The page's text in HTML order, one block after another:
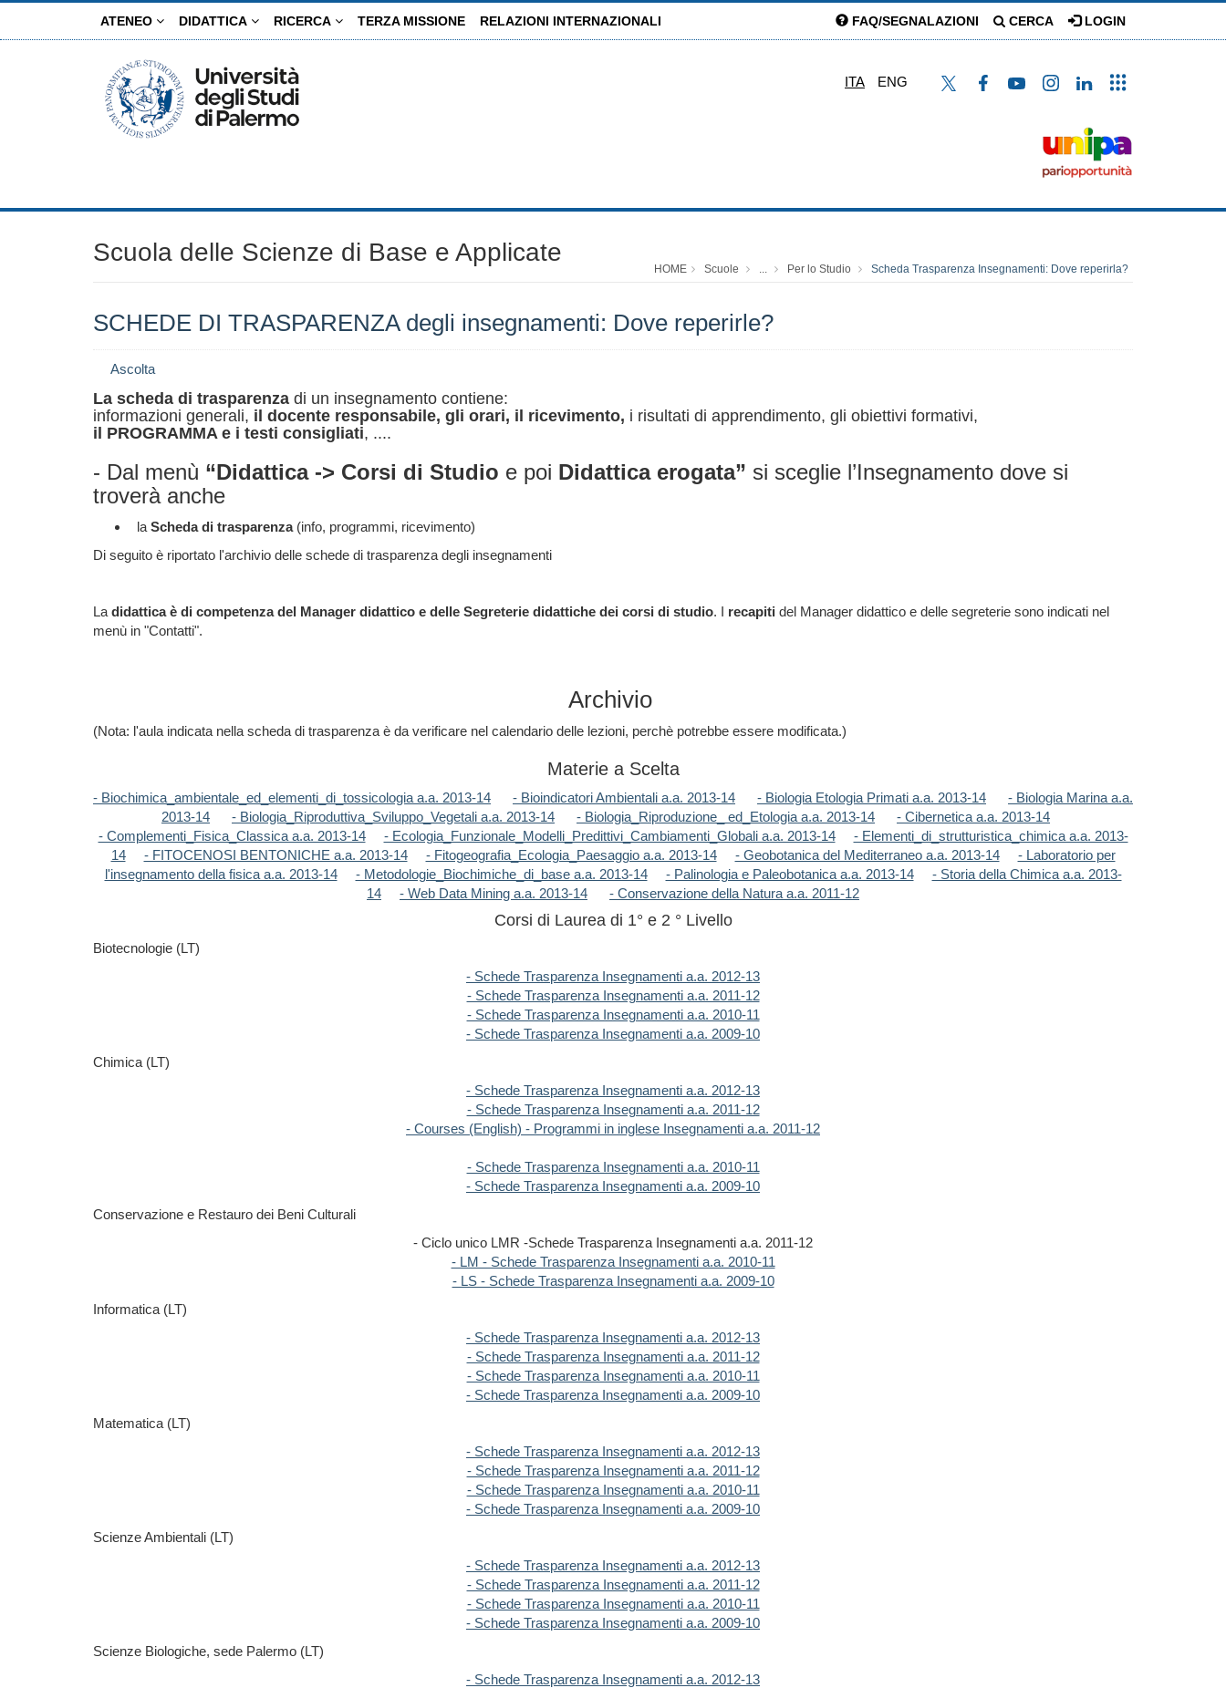
ATENEO DIDATTICA RICERCA TERZA MISSIONE RELAZIONI INTERNAZIONALI FAQ/SEGNALAZIONI CERCA LOGIN
ITA ENG
Scuola delle Scienze di Base e Applicate
HOME Scuole ... Per lo Studio Scheda Trasparenza Insegnamenti: Dove reperirla?
SCHEDE DI TRASPARENZA degli insegnamenti: Dove reperirle?
Ascolta
La scheda di trasparenza di un insegnamento contiene:
informazioni generali, il docente responsabile, gli orari, il ricevimento, i risultati di apprendimento, gli obiettivi formativi,
il PROGRAMMA e i testi consigliati, ....
- Dal menù “Didattica -> Corsi di Studio e poi Didattica erogata” si sceglie l’Insegnamento dove si
troverà anche
la Schedadi trasparenza(info, programmi, ricevimento)
Di seguito è riportato l'archivio delle schede di trasparenza degli insegnamenti
La didattica è di competenza del Manager didattico e delle Segreterie didattiche dei corsi di studio. I recapiti del Manager didattico e delle segreterie sono indicati nel
menù in "Contatti".
Archivio
(Nota: l'aula indicata nella scheda di trasparenza è da verificare nel calendario delle lezioni, perchè potrebbe essere modificata.)
Materie a Scelta
- Biochimica_ambientale_ed_elementi_di_tossicologia a.a. 2013-14 - Bioindicatori Ambientali a.a. 2013-14 - Biologia Etologia Primati a.a. 2013-14
- Biologia Marina a.a.
2013-14
- Biologia_Riproduttiva_Sviluppo_Vegetali a.a. 2013-14 - Biologia_Riproduzione_ ed_Etologia a.a. 2013-14
- Cibernetica a.a. 2013-14
- Complementi_Fisica_Classica a.a. 2013-14
- Ecologia_Funzionale_Modelli_Predittivi_Cambiamenti_Globali a.a. 2013-14
- Elementi_di_strutturistica_chimica a.a. 2013-
14
- FITOCENOSI BENTONICHE a.a. 2013-14 - Fitogeografia_Ecologia_Paesaggio a.a. 2013-14 - Geobotanica del Mediterraneo a.a. 2013-14
- Laboratorio per
l'insegnamento della fisica a.a. 2013-14
- Metodologie_Biochimiche_di_base a.a. 2013-14 - Palinologia e Paleobotanica a.a. 2013-14
- Storia della Chimica a.a. 2013-
14
- Web Data Mining a.a. 2013-14 - Conservazione della Natura a.a. 2011-12
Corsi di Laurea di 1° e 2 ° Livello
Biotecnologie (LT)
- Schede Trasparenza Insegnamenti a.a. 2012-13
- Schede Trasparenza Insegnamenti a.a. 2011-12
- Schede Trasparenza Insegnamenti a.a. 2010-11
- Schede Trasparenza Insegnamenti a.a. 2009-10
Chimica (LT)
- Schede Trasparenza Insegnamenti a.a. 2012-13
- Schede Trasparenza Insegnamenti a.a. 2011-12
- Courses (English) - Programmi in inglese Insegnamenti a.a. 2011-12
- Schede Trasparenza Insegnamenti a.a. 2010-11
- Schede Trasparenza Insegnamenti a.a. 2009-10
Conservazione e Restauro dei Beni Culturali
- Ciclo unico LMR -Schede Trasparenza Insegnamenti a.a. 2011-12
- LM - Schede Trasparenza Insegnamenti a.a. 2010-11
- LS - Schede Trasparenza Insegnamenti a.a. 2009-10
Informatica (LT)
- Schede Trasparenza Insegnamenti a.a. 2012-13
- Schede Trasparenza Insegnamenti a.a. 2011-12
- Schede Trasparenza Insegnamenti a.a. 2010-11
- Schede Trasparenza Insegnamenti a.a. 2009-10
Matematica (LT)
- Schede Trasparenza Insegnamenti a.a. 2012-13
- Schede Trasparenza Insegnamenti a.a. 2011-12
- Schede Trasparenza Insegnamenti a.a. 2010-11
- Schede Trasparenza Insegnamenti a.a. 2009-10
Scienze Ambientali (LT)
- Schede Trasparenza Insegnamenti a.a. 2012-13
- Schede Trasparenza Insegnamenti a.a. 2011-12
- Schede Trasparenza Insegnamenti a.a. 2010-11
- Schede Trasparenza Insegnamenti a.a. 2009-10
Scienze Biologiche, sede Palermo (LT)
- Schede Trasparenza Insegnamenti a.a. 2012-13